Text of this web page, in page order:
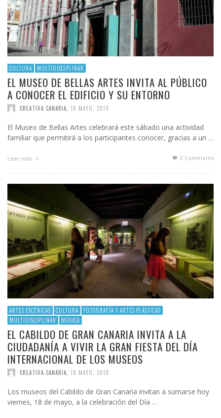
CULTURA MULTIDISCIPLINAR
EL MUSEO DE BELLAS ARTES INVITA AL PÚBLICO
A CONOCER EL EDIFICIO Y SU ENTORNO
CREATIVA CANARIA 16 MAYO, 2019
El Museo de Bellas Artes celebrará este sábado una actividad
familiar que permitirá a los participantes conocer, gracias a un …
Leer más 0 Comments
ARTES ESCÉNICAS CULTURA
FOTOGRAFÍA Y ARTES PLÁSTICAS
MULTIDISCIPLINAR
MÚSICA
EL CABILDO DE GRAN CANARIA INVITA A LA
CIUDADANÍA A VIVIR LA GRAN FIESTA DEL DÍA
INTERNACIONAL DE LOS MUSEOS
CREATIVA CANARIA 18 MAYO, 2018
Los museos del Cabildo de Gran Canaria invitan a sumarse hoy
viernes, 18 de mayo, a la celebración del Día …